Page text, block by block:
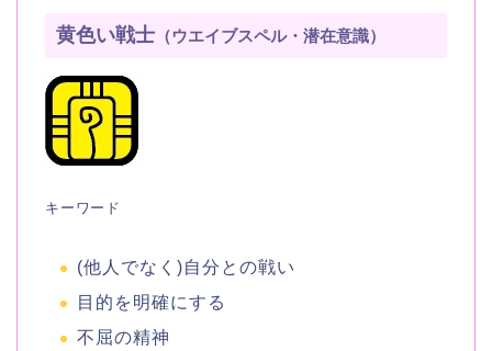
黄色い戦士 （ウエイブスペル・潜在意識）
キーワード
(他人でなく)自分との戦い
目的を明確にする
不屈の精神